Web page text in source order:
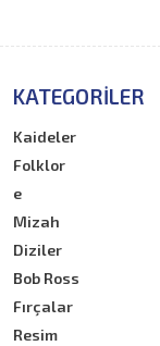
KATEGORILER
Kaideler
Folklor
e
Mizah
Diziler
Bob Ross
Fırçalar
Resim